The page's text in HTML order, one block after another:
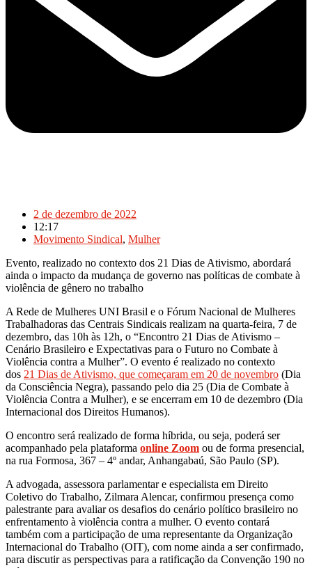
2 de dezembro de 2022
12:17
Movimento Sindical, Mulher
Evento, realizado no contexto dos 21 Dias de Ativismo, abordará
ainda o impacto da mudança de governo nas políticas de combate à
violência de gênero no trabalho
A Rede de Mulheres UNI Brasil e o Fórum Nacional de Mulheres
Trabalhadoras das Centrais Sindicais realizam na quarta-feira, 7 de
dezembro, das 10h às 12h, o “Encontro 21 Dias de Ativismo –
Cenário Brasileiro e Expectativas para o Futuro no Combate à
Violência contra a Mulher”. O evento é realizado no contexto
dos 21 Dias de Ativismo, que começaram em 20 de novembro (Dia
da Consciência Negra), passando pelo dia 25 (Dia de Combate à
Violência Contra a Mulher), e se encerram em 10 de dezembro (Dia
Internacional dos Direitos Humanos).
O encontro será realizado de forma híbrida, ou seja, poderá ser
acompanhado pela plataforma online Zoom ou de forma presencial,
na rua Formosa, 367 – 4º andar, Anhangabaú, São Paulo (SP).
A advogada, assessora parlamentar e especialista em Direito
Coletivo do Trabalho, Zilmara Alencar, confirmou presença como
palestrante para avaliar os desafios do cenário político brasileiro no
enfrentamento à violência contra a mulher. O evento contará
também com a participação de uma representante da Organização
Internacional do Trabalho (OIT), com nome ainda a ser confirmado,
para discutir as perspectivas para a ratificação da Convenção 190 no